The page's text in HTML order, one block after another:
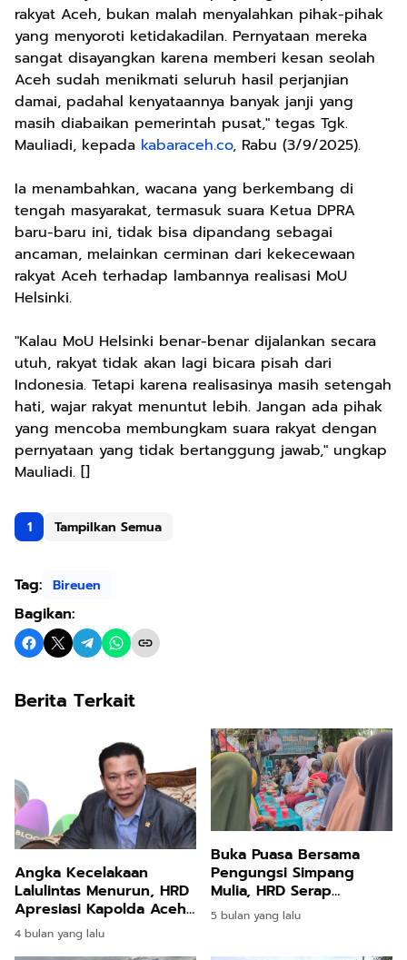
rakyat Aceh, bukan malah menyalahkan pihak-pihak
yang menyoroti ketidakadilan. Pernyataan mereka
sangat disayangkan karena memberi kesan seolah
Aceh sudah menikmati seluruh hasil perjanjian
damai, padahal kenyataannya banyak janji yang
masih diabaikan pemerintah pusat," tegas Tgk.
Mauliadi, kepada kabaraceh.co, Rabu (3/9/2025).
Ia menambahkan, wacana yang berkembang di
tengah masyarakat, termasuk suara Ketua DPRA
baru-baru ini, tidak bisa dipandang sebagai
ancaman, melainkan cerminan dari kekecewaan
rakyat Aceh terhadap lambannya realisasi MoU
Helsinki.
"Kalau MoU Helsinki benar-benar dijalankan secara
utuh, rakyat tidak akan lagi bicara pisah dari
Indonesia. Tetapi karena realisasinya masih setengah
hati, wajar rakyat menuntut lebih. Jangan ada pihak
yang mencoba membungkam suara rakyat dengan
pernyataan yang tidak bertanggung jawab," ungkap
Mauliadi. []
1 Tampilkan Semua
Tag: Bireuen
Bagikan:
Berita Terkait
Angka Kecelakaan
Lalulintas Menurun, HRD
Apresiasi Kapolda Aceh
dan Jajarannya
4 bulan yang lalu
Buka Puasa Bersama
Pengungsi Simpang
Mulia, HRD Serap
Aspirasi: Jembatan
Gantung dan Jalan Jadi
5 bulan yang lalu